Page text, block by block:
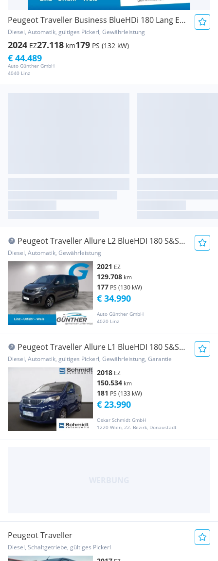
Peugeot Traveller Business BlueHDi 180 Lang EAT8
Diesel, Automatik, gültiges Pickerl, Gewährleistung
2024 EZ27.118 km179 PS (132 kW)
Auto Günther GmbH
4040 Linz
€ 44.489
Peugeot Traveller Allure L2 BlueHDI 180 S&S
EAT8
Diesel, Automatik, Gewährleistung
2021 EZ
129.708 km
177 PS (130 kW)
Auto Günther GmbH
4020 Linz
€ 34.990
Peugeot Traveller Allure L1 BlueHDI 180 S&S
EAT8
Diesel, Automatik, gültiges Pickerl, Gewährleistung, Garantie
2018 EZ
150.534 km
181 PS (133 kW)
Oskar Schmidt GmbH
1220 Wien, 22. Bezirk, Donaustadt
€ 23.990
Peugeot Traveller
Diesel, Schaltgetriebe, gültiges Pickerl